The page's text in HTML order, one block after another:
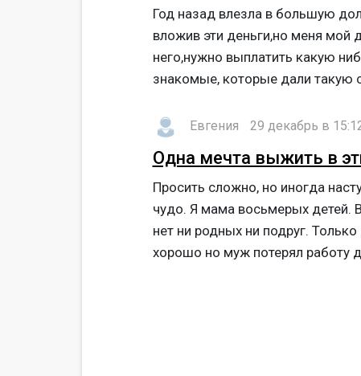
Год назад влезла в большую
вложив эти деньги,но меня мой
него,нужно выплатить какую
знакомые, которые дали такую
Евгения 29 декабрь в
Одна мечта выжить в
Просить сложно, но иногда
чудо. Я мама восьмерых детей.
нет ни родных ни подруг.
хорошо но муж потерял работу